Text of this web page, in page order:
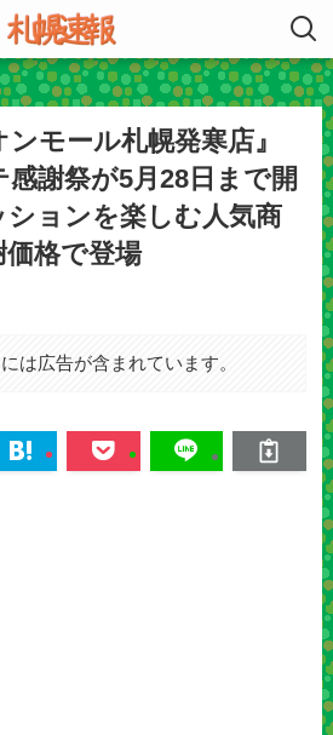
ンモール札幌発寒店』
謝祭が5月28日まで開
ョンを楽しむ人気商
格で登場
は広告が含まれています。